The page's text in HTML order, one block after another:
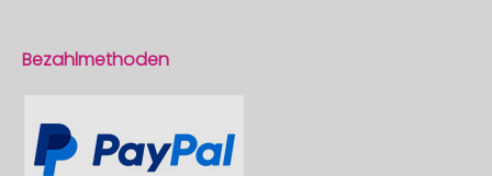
Bezahlmethoden